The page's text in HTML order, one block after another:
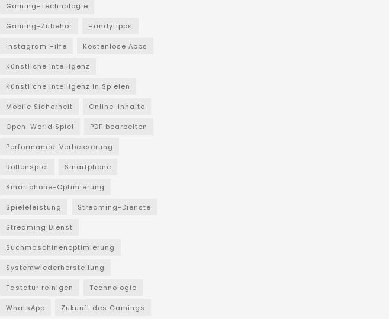
Gaming-Technologie
Gaming-Zubehör Handytipps
Instagram Hilfe Kostenlose Apps
Künstliche Intelligenz
Künstliche Intelligenz in Spielen
Mobile Sicherheit Online-Inhalte
Open-World Spiel PDF bearbeiten
Performance-Verbesserung
Rollenspiel Smartphone
Smartphone-Optimierung
Spieleleistung Streaming-Dienste
Streaming Dienst
Suchmaschinenoptimierung
Systemwiederherstellung
Tastatur reinigen Technologie
WhatsApp Zukunft des Gamings